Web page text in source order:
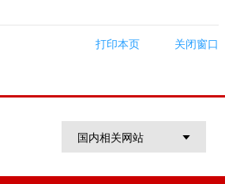
打印本页 关闭窗口
国内相关网站